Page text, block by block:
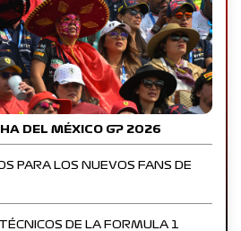
DEL MÉXICO GP 2026
PARA LOS NUEVOS FANS DE
DE LA FORMULA 1